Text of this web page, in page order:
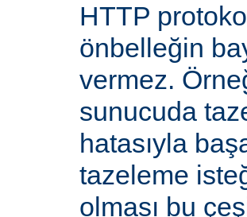
HTTP
önbelleğin
vermez.
sunucuda
hatasıyla
tazeleme
olması bu